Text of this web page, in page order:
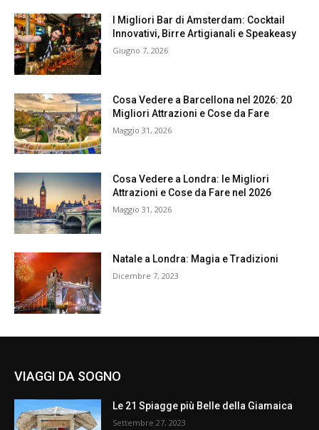
I Migliori Bar di Amsterdam: Cocktail
Innovativi, Birre Artigianali e Speakeasy
Giugno 7, 2026
Cosa Vedere a Barcellona nel 2026: 20
Migliori Attrazioni e Cose da Fare
Maggio 31, 2026
Cosa Vedere a Londra: le Migliori
Attrazioni e Cose da Fare nel 2026
Maggio 31, 2026
Natale a Londra: Magia e Tradizioni
Dicembre 7, 2023
VIAGGI DA SOGNO
Le 21 Spiagge più Belle della Giamaica
Settembre 27, 2023